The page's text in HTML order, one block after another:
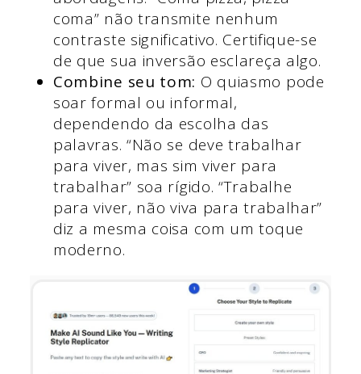
coma” não transmite nenhum
contraste significativo. Certifique-se
de que sua inversão esclareça algo.
Combine seu tom: O quiasmo pode
soar formal ou informal,
dependendo da escolha das
palavras. “Não se deve trabalhar
para viver, mas sim viver para
trabalhar” soa rígido. “Trabalhe
para viver, não viva para trabalhar”
diz a mesma coisa com um toque
moderno.